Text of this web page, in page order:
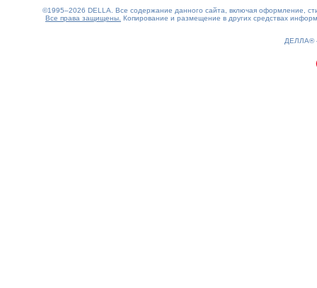
©1995–2026 DELLA. Все содержание данного сайта, включая оформление,
Все права защищены. Копирование и размещение в других средствах